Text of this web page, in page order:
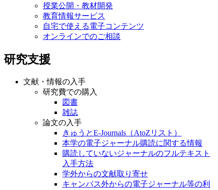
授業公開・教材開発
教育情報サービス
自宅で使える電子コンテンツ
オンラインでのご相談
研究支援
文献・情報の入手
研究費での購入
図書
雑誌
論文の入手
きゅうとE-Journals（AtoZリスト）
本学の電子ジャーナル購読に関する情報
購読していないジャーナルのフルテキスト
入手方法
学外からの文献取り寄せ
キャンパス外からの電子ジャーナル等の利